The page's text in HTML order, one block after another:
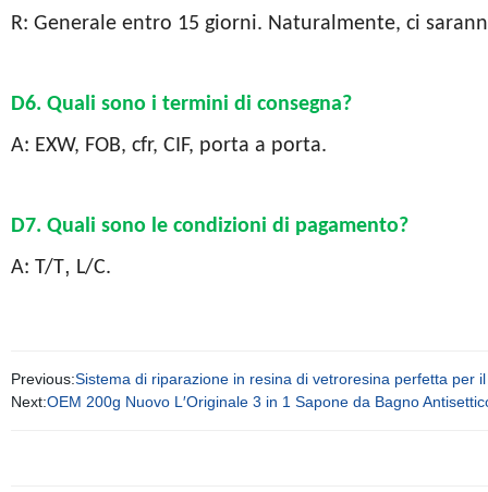
R: Generale entro 15 giorni. Naturalmente, ci
D6. Quali sono i termini di consegna?
A: EXW, FOB, cfr, CIF, porta a porta.
D7. Quali sono le condizioni di pagamento?
A: T/T, L/C.
Previous:Sistema di riparazione in resina di vetroresina perfetta per
Next:OEM 200g Nuovo L′Originale 3 in 1 Sapone da Bagno